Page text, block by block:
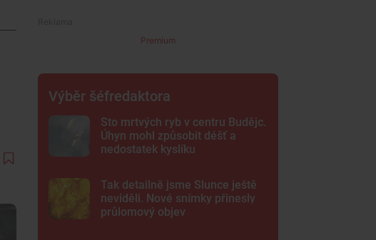
Premium
Výběr šéfredaktora
Sto mrtvých ryb v centru Budějc.
Úhyn mohl způsobit déšť a
nedostatek kyslíku
Tak detailně jsme Slunce ještě
neviděli. Nové snímky přinesly
průlomový objev